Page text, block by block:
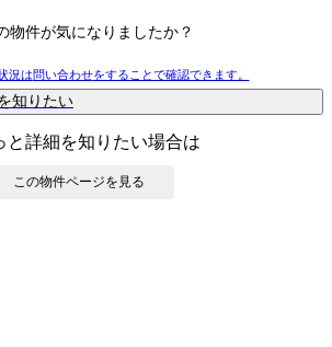
物件が気になりましたか？
況は問い合わせをすることで確認できます。
知りたい
と詳細を知りたい場合は
この物件ページを見る